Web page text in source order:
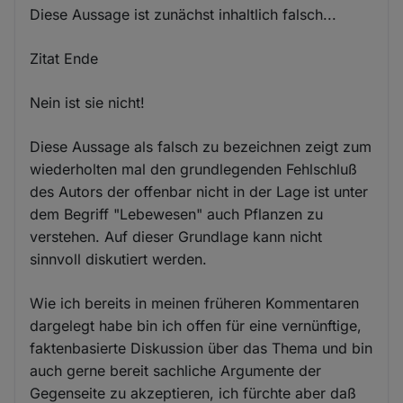
Diese Aussage ist zunächst inhaltlich falsch...
Zitat Ende
Nein ist sie nicht!
Diese Aussage als falsch zu bezeichnen zeigt zum
wiederholten mal den grundlegenden Fehlschluß
des Autors der offenbar nicht in der Lage ist unter
dem Begriff "Lebewesen" auch Pflanzen zu
verstehen. Auf dieser Grundlage kann nicht
sinnvoll diskutiert werden.
Wie ich bereits in meinen früheren Kommentaren
dargelegt habe bin ich offen für eine vernünftige,
faktenbasierte Diskussion über das Thema und bin
auch gerne bereit sachliche Argumente der
Gegenseite zu akzeptieren, ich fürchte aber daß